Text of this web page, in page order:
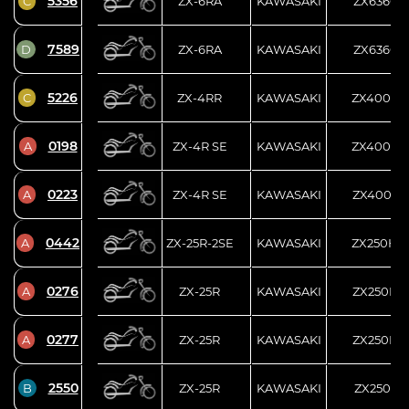
D 7589 ZX-6RA KAWASAKI ZX636G-
C 5226 ZX-4RR KAWASAKI ZX400P-
A 0198 ZX-4R SE KAWASAKI ZX400P-
A 0223 ZX-4R SE KAWASAKI ZX400P-
A 0442 ZX-25R-2SE KAWASAKI ZX250H-
A 0276 ZX-25R KAWASAKI ZX250E-
A 0277 ZX-25R KAWASAKI ZX250E-
B 2550 ZX-25R KAWASAKI ZX250E-